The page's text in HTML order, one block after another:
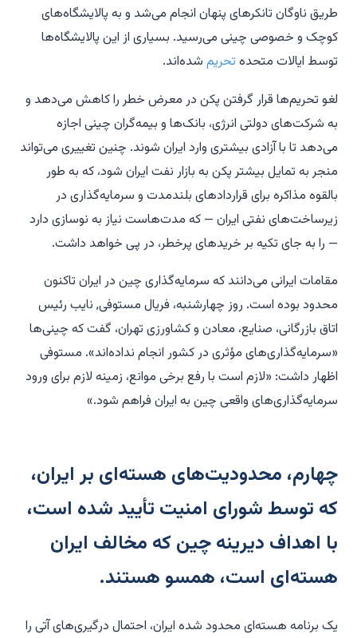
طریق ناوگان تانکرهای پنهان انجام می‌شد و به پالایشگاه‌های
کوچک و خصوصی چینی می‌رسید. بسیاری از این پالایشگاه‌ها
توسط ایالات متحده تحریم شده‌اند.
لغو تحریم‌ها قرار گرفتن پکن در معرض خطر را کاهش می‌دهد و
به شرکت‌های دولتی انرژی، بانک‌ها و بیمه‌گران چینی اجازه
می‌دهد تا با آزادی بیشتری وارد ایران شوند. چنین تغییری می‌تواند
منجر به تمایل بیشتر پکن به بازار نفت ایران شود، که به طور
بالقوه مذاکره برای قراردادهای بلندمدت و سرمایه‌گذاری در
زیرساخت‌های نفتی ایران — که مدت‌هاست نیاز به نوسازی دارد
— را به جای تکیه بر خریدهای پرخطر، در پی خواهد داشت.
مقامات ایرانی می‌دانند که سرمایه‌گذاری چین در ایران تاکنون
محدود بوده است. روز چهارشنبه، فریال مستوفی, نایب رئیس
اتاق بازرگانی، صنایع، معادن و کشاورزی تهران، گفت که چینی‌ها
«سرمایه‌گذاری‌های مؤثری در کشور انجام نداده‌اند». مستوفی
اظهار داشت: «لازم است با رفع برخی موانع، زمینه لازم برای ورود
سرمایه‌گذاری‌های واقعی چین به ایران فراهم شود.»
چهارم، محدودیت‌های هسته‌ای بر ایران،
که توسط شورای امنیت تأیید شده است،
با اهداف دیرینه چین که مخالف ایران
هسته‌ای است، همسو هستند.
یک برنامه هسته‌ای محدود شده ایران، احتمال درگیری‌های آتی را